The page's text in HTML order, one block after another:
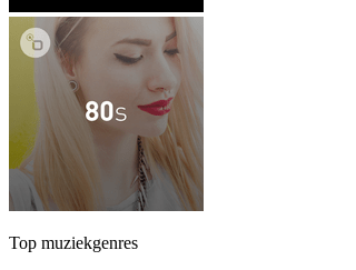
Top muziekgenres